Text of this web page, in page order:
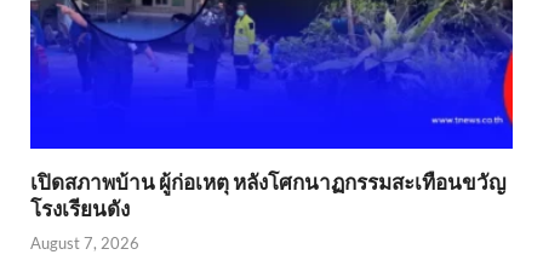
เปิดสภาพบ้าน ผู้ก่อเหตุ หลังโศกนาฏกรรมสะเทือนขวัญ
โรงเรียนดัง
August 7, 2026